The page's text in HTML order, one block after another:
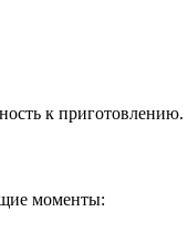
к приготовлению.
моменты: